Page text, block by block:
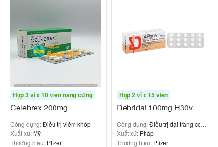
Hộp 3 vỉ x 10 viên nang cứng
Celebrex 200mg
Công dụng:Điều trị viêm khớp
Xuất xứ:Mỹ
Thương hiệu: Pfizer
Hộp 2 vỉ x 15 viên
Debridat 100mg H30v
Công dụng:Điều trị đại tràng co
thắt
Xuất xứ: Pháp
Thương hiệu: Pfizer